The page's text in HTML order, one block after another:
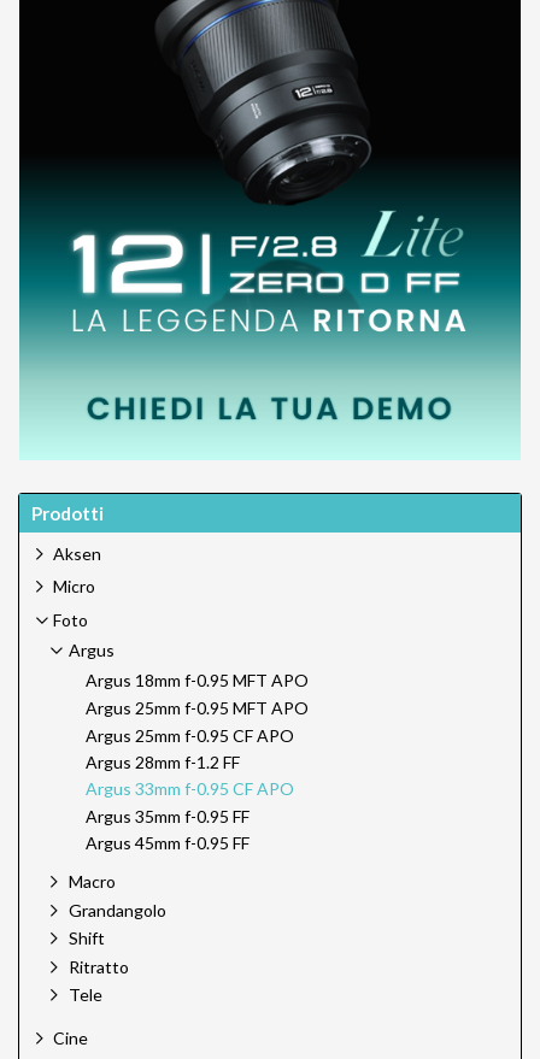
Prodotti
Aksen
Micro
Foto
Argus
Argus 18mm f-0.95 MFT APO
Argus 25mm f-0.95 MFT APO
Argus 25mm f-0.95 CF APO
Argus 28mm f-1.2 FF
Argus 33mm f-0.95 CF APO
Argus 35mm f-0.95 FF
Argus 45mm f-0.95 FF
Macro
Grandangolo
Shift
Ritratto
Tele
Cine